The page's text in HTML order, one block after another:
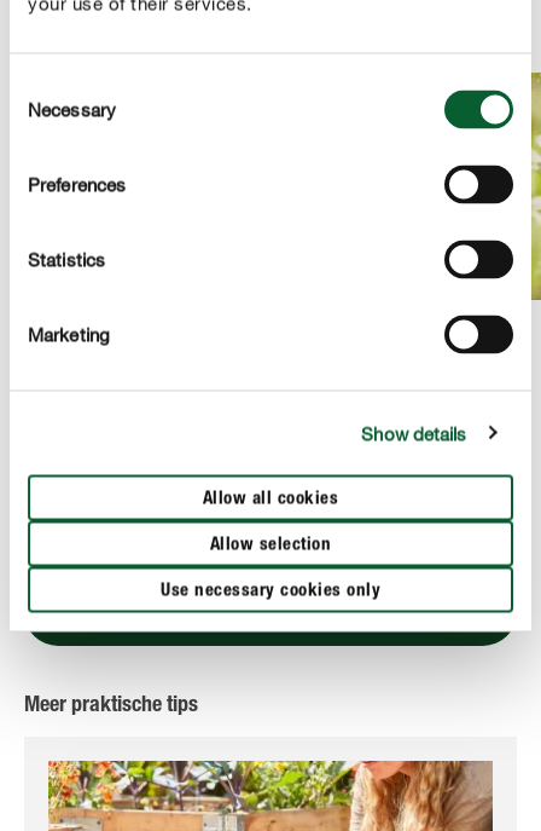
Selection
Necessary
Preferences
Statistics
Marketing
Show details
Allow all cookies
Allow selection
Use necessary cookies only
GEBRUIK
EEN VRAAG? STEL ZE HIER!
Meer praktische tips